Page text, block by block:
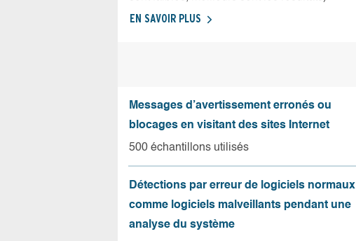
EN SAVOIR PLUS
Messages d’avertissement erronés ou
blocages en visitant des sites Internet
500 échantillons utilisés
Détections par erreur de logiciels normaux
comme logiciels malveillants pendant une
analyse du système